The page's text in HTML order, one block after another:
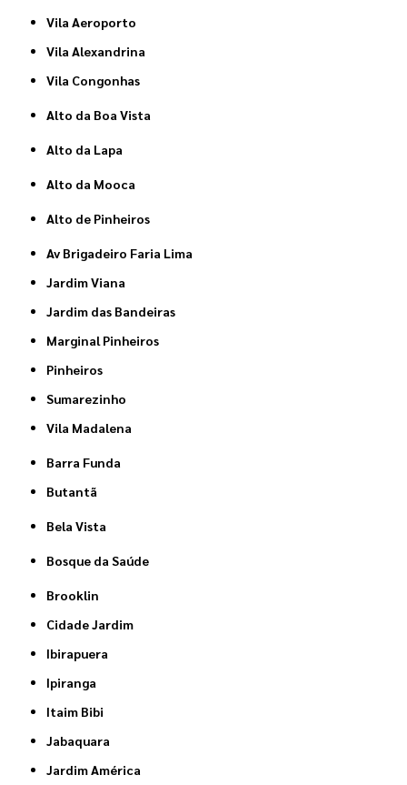
Vila Aeroporto
Vila Alexandrina
Vila Congonhas
Alto da Boa Vista
Alto da Lapa
Alto da Mooca
Alto de Pinheiros
Av Brigadeiro Faria Lima
Jardim Viana
Jardim das Bandeiras
Marginal Pinheiros
Pinheiros
Sumarezinho
Vila Madalena
Barra Funda
Butantã
Bela Vista
Bosque da Saúde
Brooklin
Cidade Jardim
Ibirapuera
Ipiranga
Itaim Bibi
Jabaquara
Jardim América